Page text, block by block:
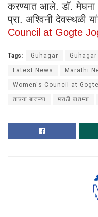
करण्यात आले. डॉ. मेघना
प्रा. अश्विनी देवस्थळी
Council at Gogte
Tags: Guhagar
Latest News Marathi
Women's Council at
ताज्या बातम्या मराठी बातम्या